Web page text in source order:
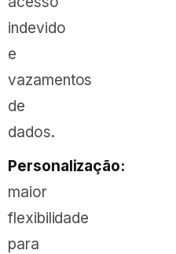
indevido
e
vazamentos
de
dados.
Personalização:
maior
flexibilidade
para